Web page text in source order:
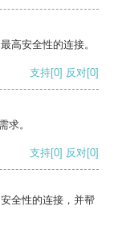
高安全性的连接。
支持[0] 反对[0]
求。
支持[0] 反对[0]
全性的连接，并帮